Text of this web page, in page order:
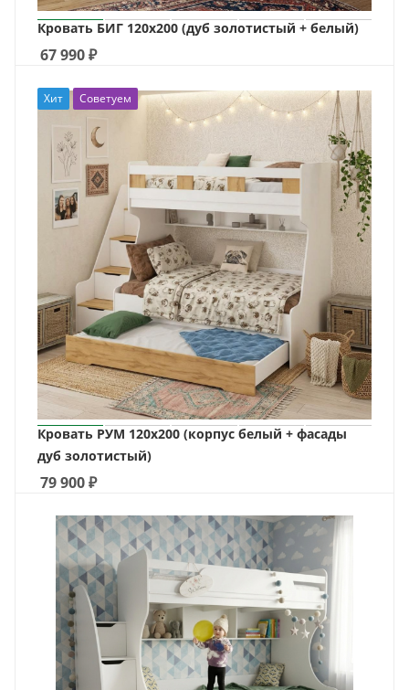
Кровать БИГ 120х200 (дуб золотистый + белый)
67 990₽
Хит Советуем
Кровать РУМ 120х200 (корпус белый + фасады
дуб золотистый)
79 900₽